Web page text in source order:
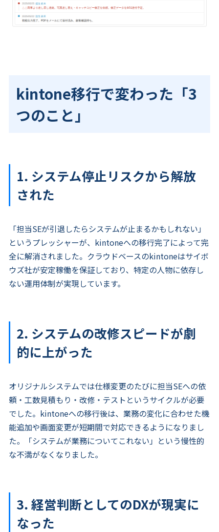
kintone移行で変わった「3
つのこと」
1. システム停止リスクから解放
された
「担当SEが引退したらシステムが止まるかもしれない」
というプレッシャーが、kintoneへの移行完了によって完
全に解消されました。クラウドベースのkintoneはサイボ
ウズ社が安定稼働を保証しており、特定の人物に依存し
ない運用体制が実現しています。
2. システムの改修スピードが劇
的に上がった
オリジナルシステムでは仕様変更のたびに担当SEへの依
頼・工数見積もり・改修・テストというサイクルが必要
でした。kintoneへの移行後は、業務の変化に合わせた機
能追加や画面変更が短期間で対応できるようになりまし
た。「システムが業務についてこれない」という慢性的
な不満がなくなりました。
3. 経営判断としてのDXが現実に
なった